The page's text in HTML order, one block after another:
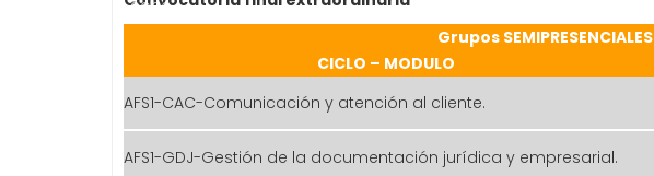
2026
Grupos SEMIPRESENCIALES
CICLO – MODULO
AFS1-CAC-Comunicación y atención al cliente.
AFS1-GDJ-Gestión de la documentación jurídica y empresarial.